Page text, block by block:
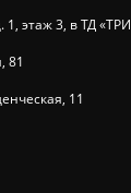
1, этаж 3, в ТД
81
11